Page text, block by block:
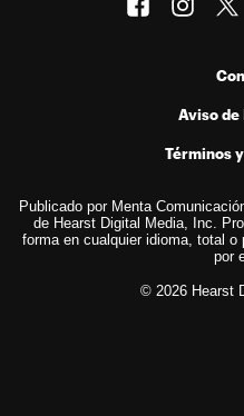
Aviso
Términos
Publicado por Menta
de Hearst Digital Media, Inc.
forma en cualquier idioma, total
por
© 2026 Hearst